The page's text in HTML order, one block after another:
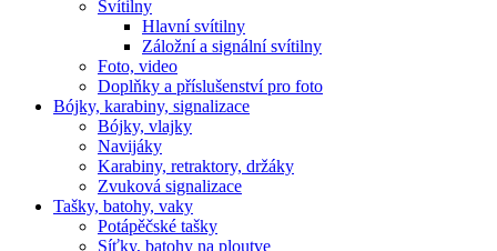
Svítilny
Hlavní svítilny
Záložní a signální svítilny
Foto, video
Doplňky a příslušenství pro foto
Bójky, karabiny, signalizace
Bójky, vlajky
Navijáky
Karabiny, retraktory, držáky
Zvuková signalizace
Tašky, batohy, vaky
Potápěčské tašky
Síťky, batohy na ploutve